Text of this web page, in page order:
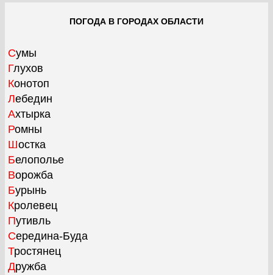
ПОГОДА В ГОРОДАХ ОБЛАСТИ
Сумы
Глухов
Конотоп
Лебедин
Ахтырка
Ромны
Шостка
Белополье
Ворожба
Бурынь
Кролевец
Путивль
Середина-Буда
Тростянец
Дружба